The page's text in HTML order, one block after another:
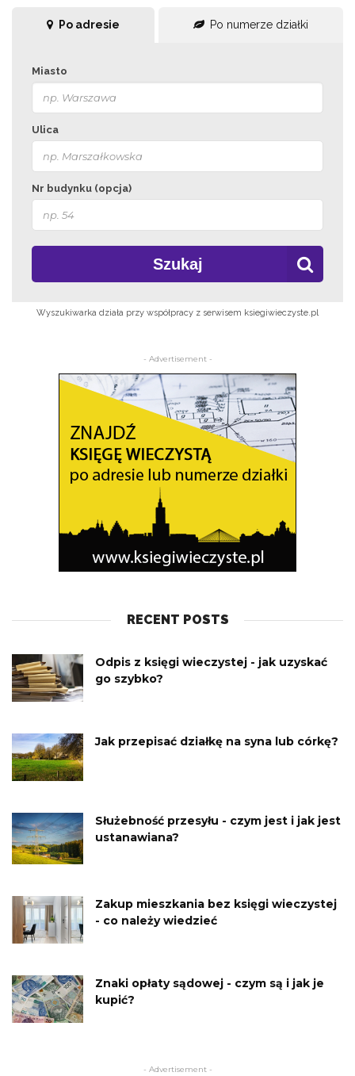
Po adresie Po numerze działki
Miasto
Ulica
Nr budynku (opcja)
Szukaj
Wyszukiwarka działa przy współpracy z serwisem ksiegiwieczyste.pl
- Advertisement -
RECENT POSTS
Odpis z księgi wieczystej - jak uzyskać
go szybko?
Jak przepisać działkę na syna lub córkę?
Służebność przesyłu - czym jest i jak jest
ustanawiana?
Zakup mieszkania bez księgi wieczystej
- co należy wiedzieć
Znaki opłaty sądowej - czym są i jak je
kupić?
- Advertisement -